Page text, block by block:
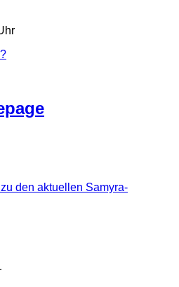
den aktuellen Samyra-